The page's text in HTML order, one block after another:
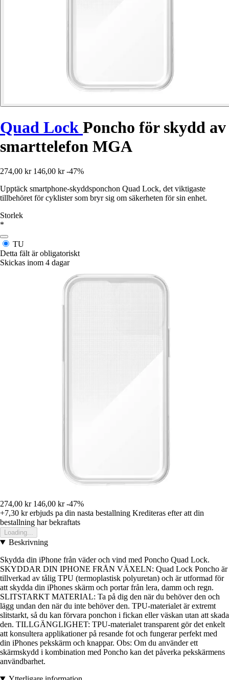
Quad Lock Poncho för skydd av
smarttelefon MGA
274,00 kr 146,00 kr -47%
Upptäck smartphone-skyddsponchon Quad Lock, det viktigaste
tillbehöret för cyklister som bryr sig om säkerheten för sin enhet.
Storlek
*
TU
Detta fält är obligatoriskt
Skickas inom 4 dagar
274,00 kr 146,00 kr -47%
+7,30 krerbjuds pa din nasta bestallning Krediteras efter att din
bestallning har bekraftats
Loading...
Beskrivning
Skydda din iPhone från väder och vind med Poncho Quad Lock.
SKYDDAR DIN IPHONE FRÅN VÄXELN: Quad Lock Poncho är
tillverkad av tålig TPU (termoplastisk polyuretan) och är utformad för
att skydda din iPhones skärm och portar från lera, damm och regn.
SLITSTARKT MATERIAL: Ta på dig den när du behöver den och
lägg undan den när du inte behöver den. TPU-materialet är extremt
slitstarkt, så du kan förvara ponchon i fickan eller väskan utan att skada
den. TILLGÄNGLIGHET: TPU-materialet transparent gör det enkelt
att konsultera applikationer på resande fot och fungerar perfekt med
din iPhones pekskärm och knappar. Obs: Om du använder ett
skärmskydd i kombination med Poncho kan det påverka pekskärmens
användbarhet.